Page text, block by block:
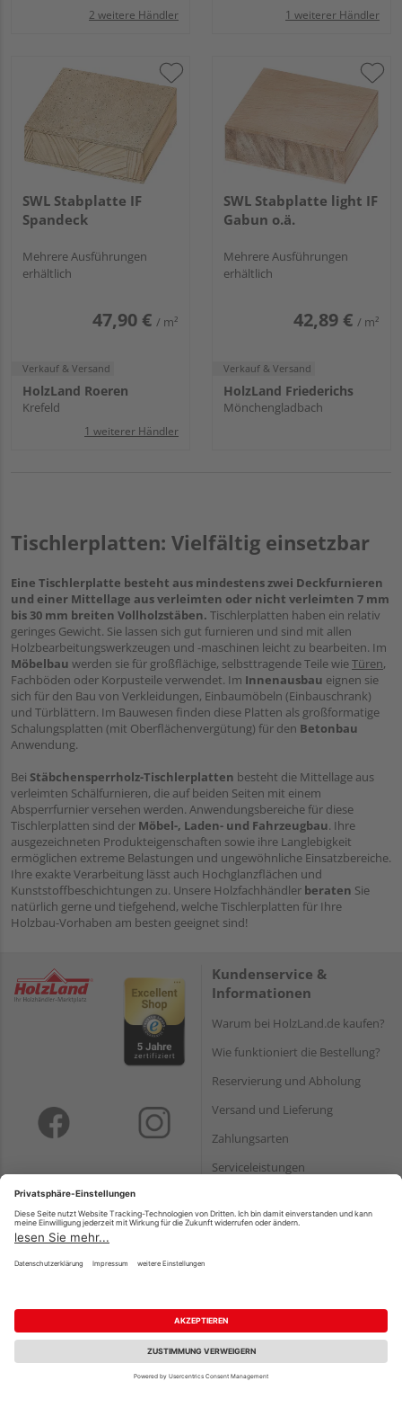
2 weitere Händler 1 weiterer Händler
SWL Stabplatte IF
Spandeck
Mehrere Ausführungen
erhältlich
47,90 € / m²
Verkauf & Versand
HolzLand Roeren
Krefeld
1 weiterer Händler
SWL Stabplatte light IF
Gabun o.ä.
Mehrere Ausführungen
erhältlich
42,89 € / m²
Verkauf & Versand
HolzLand Friederichs
Mönchengladbach
Tischlerplatten: Vielfältig einsetzbar
Eine Tischlerplatte besteht aus mindestens zwei Deckfurnieren
und einer Mittellage aus verleimten oder nicht verleimten 7 mm
bis 30 mm breiten Vollholzstäben. Tischlerplatten haben ein relativ
geringes Gewicht. Sie lassen sich gut furnieren und sind mit allen
Holzbearbeitungswerkzeugen und -maschinen leicht zu bearbeiten. Im
Möbelbau werden sie für großflächige, selbsttragende Teile wieTüren,
Fachböden oder Korpusteile verwendet. Im Innenausbau eignen sie
sich für den Bau von Verkleidungen, Einbaumöbeln (Einbauschrank)
und Türblättern. Im Bauwesen finden diese Platten als großformatige
Schalungsplatten (mit Oberflächenvergütung) für den Betonbau
Anwendung.
Bei Stäbchensperrholz-Tischlerplatten besteht die Mittellage aus
verleimten Schälfurnieren, die auf beiden Seiten mit einem
Absperrfurnier versehen werden. Anwendungsbereiche für diese
Tischlerplatten sind der Möbel-, Laden- und Fahrzeugbau. Ihre
ausgezeichneten Produkteigenschaften sowie ihre Langlebigkeit
ermöglichen extreme Belastungen und ungewöhnliche Einsatzbereiche.
Ihre exakte Verarbeitung lässt auch Hochglanzflächen und
Kunststoffbeschichtungen zu. Unsere Holzfachhändler beraten Sie
natürlich gerne und tiefgehend, welche Tischlerplatten für Ihre
Holzbau-Vorhaben am besten geeignet sind!
Kundenservice &
Informationen
Warum bei HolzLand.de kaufen?
Wie funktioniert die Bestellung?
Reservierung und Abholung
Versand und Lieferung
Zahlungsarten
Serviceleistungen
Montageanleitungen
Zahlungsarten
Fachhändler
HolzLand – eine starke
Kooperation
Ihre Karriere bei HolzLand